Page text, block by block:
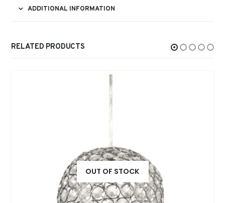
ADDITIONAL INFORMATION
RELATED PRODUCTS
OUT OF STOCK